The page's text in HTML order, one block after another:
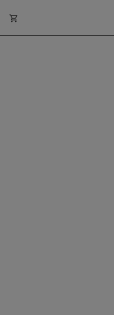
shopping_cart